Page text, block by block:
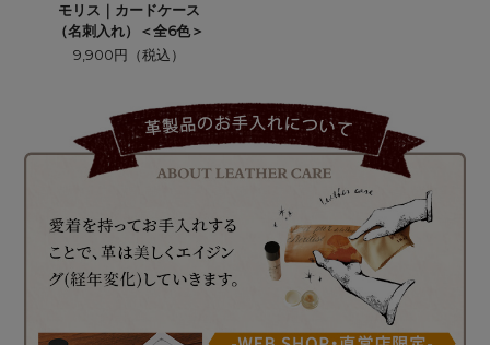
モリス｜カードケース
（名刺入れ）＜全6色＞
9,900円（税込）